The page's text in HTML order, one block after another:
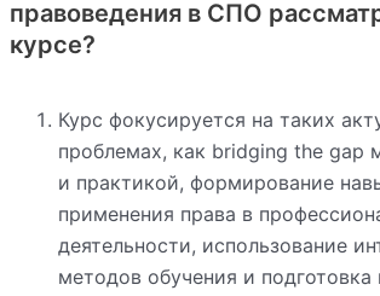
правоведения в СПО
курсе?
Курс фокусируется на таких
проблемах, как bridging the gap
и практикой, формирование
применения права в
деятельности, использование
методов обучения и подготовка